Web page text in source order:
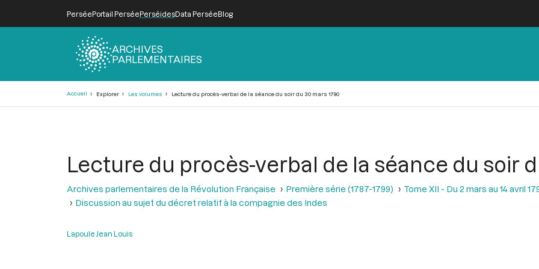
PerséePortail PerséePerséidesData PerséeBlog
ARCHIVES
PARLEMENTAIRES
Accueil Explorer Les volumes Lecture du procès-verbal de la séance du soir du 30 mars 1790
Lecture du procès-verbal de la séance du soir
Archives parlementaires de la Révolution Française Première série (1787-1799) Tome XII - Du 2 mars au 14 avril
Discussion au sujet du décret relatif à la compagnie des Indes
Lapoule Jean Louis